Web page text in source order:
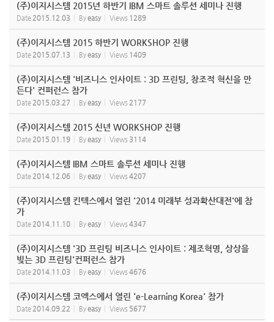
(주)이지시스템 2015년 하반기 IBM 스마트 솔루션 세미나 진행
Date 2015.12.03 Byeasy Views 1289
(주)이지시스템 2015 하반기 WORKSHOP 진행
Date 2015.07.13 Byeasy Views 1409
(주)이지시스템 '비즈니스 인사이트 : 3D 프린팅, 창조적 혁신을 만
든다' 컨퍼런스 참가
Date 2015.03.27 Byeasy Views 2177
(주)이지시스템 2015 신년 WORKSHOP 진행
Date 2015.01.19 Byeasy Views 3114
(주)이지시스템 IBM 스마트 솔루션 세미나 진행
Date 2014.12.06 Byeasy Views 4207
(주)이지시스템 킨텍스에서 열린 '2014 미래부 성과확산대전'에 참
가
Date 2014.11.10 Byeasy Views 4347
(주)이지시스템 '3D 프린팅 비즈니스 인사이트 : 제조혁명, 상상을
빚는 3D 프린팅'컨퍼런스 참가
Date 2014.11.03 Byeasy Views 4676
(주)이지시스템 코엑스에서 열린 'e-Learning Korea' 참가
Date 2014.09.22 Byeasy Views 5677